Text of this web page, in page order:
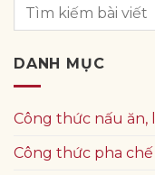
DANH MỤC
Công thức nấu ăn,
Công thức pha chế